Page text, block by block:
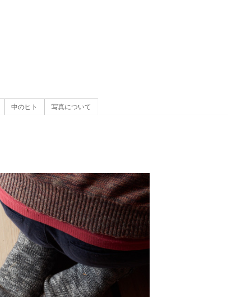
中のヒト 写真について